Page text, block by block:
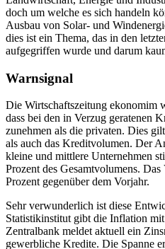
doch um welche es sich handeln
Ausbau von Solar- und
dies ist ein Thema, das in den
aufgegriffen wurde und darum
Warnsignal
Die Wirtschaftszeitung ekonomim
dass bei den in Verzug geratenen
zunehmen als die privaten. Dies
als auch das Kreditvolumen. Der
kleine und mittlere Unternehmen
Prozent des Gesamtvolumens.
Prozent gegenüber dem Vorjahr.
Sehr verwunderlich ist diese
Statistikinstitut gibt die Inflation
Zentralbank meldet aktuell ein
gewerbliche Kredite. Die Spanne